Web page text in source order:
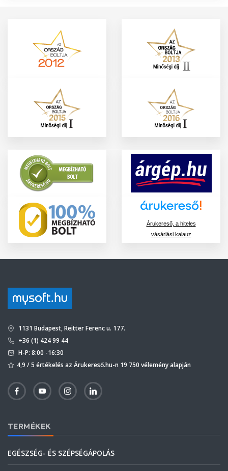
Árukereső, a hiteles
vásárlási kalauz
1131 Budapest, Reitter Ferenc u. 177.
+36 (1) 424 99 44
H-P: 8:00 -16:30
4,9 / 5 értékelés az Árukereső.hu-n 19 750 vélemény alapján
TERMÉKEK
EGÉSZSÉG- ÉS SZÉPSÉGÁPOLÁS